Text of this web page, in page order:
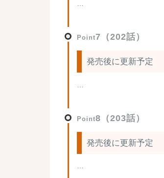
Point7（202話）
発売後に更新予定
Point8（203話）
発売後に更新予定
…